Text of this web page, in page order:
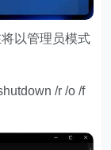
以管理员模式
/r /o /f